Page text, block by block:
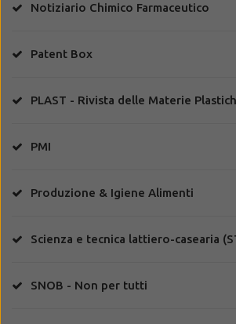
Notiziario Chimico Farmaceutico
Patent Box
PLAST - Rivista delle Materie
PMI
Produzione & Igiene Alimenti
Scienza e tecnica lattiero-casearia
SNOB - Non per tutti